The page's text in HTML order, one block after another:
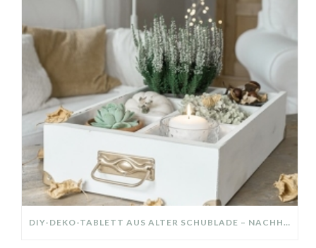
DIY-DEKO-TABLETT AUS ALTER SCHUBLADE – NACHHALTIGE HERBSTDEKO SELBER MACHEN!